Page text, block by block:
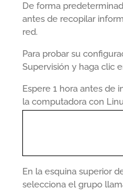
De forma
antes de recopilar
red.
Para probar su
Supervisión y haga clic
Espere 1 hora antes de
la computadora con
En la esquina superior
selecciona el grupo